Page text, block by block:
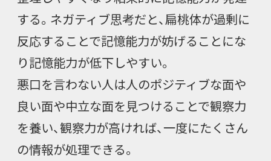
する。ネガティブ思考だと、扁桃体が過剰に
反応することで記憶能力が妨げることにな
り記憶能力が低下しやすい。
悪口を言わない人は人のポジティブな面や
良い面や中立な面を見つけることで観察力
を養い、観察力が高ければ、一度にたくさん
の情報が処理できる。